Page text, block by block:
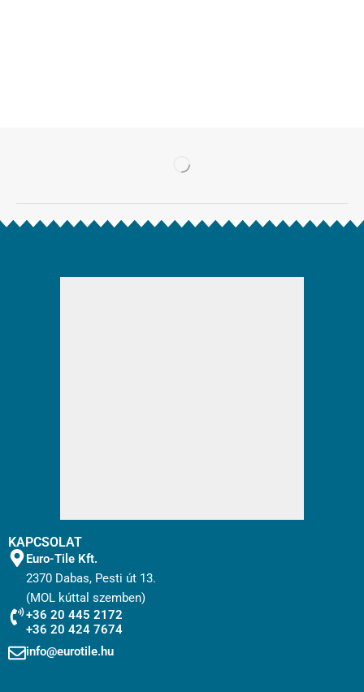
KAPCSOLAT
Euro-Tile Kft.
2370 Dabas, Pesti út 13.
(MOL kúttal szemben)
+36 20 445 2172
+36 20 424 7674
info@eurotile.hu